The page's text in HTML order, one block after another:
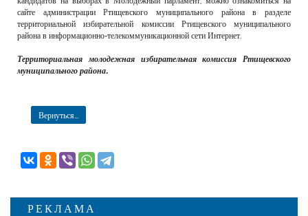
сайте администрации Ртищевского муниципального района в разделе
территориальной избирательной комиссии Ртищевского муниципального
района в информационно-телекоммуникационной сети Интернет.
Территориальная молодежная избирательная комиссия Ртищевского
муниципального района.
Вернуться...
РЕКЛАМА